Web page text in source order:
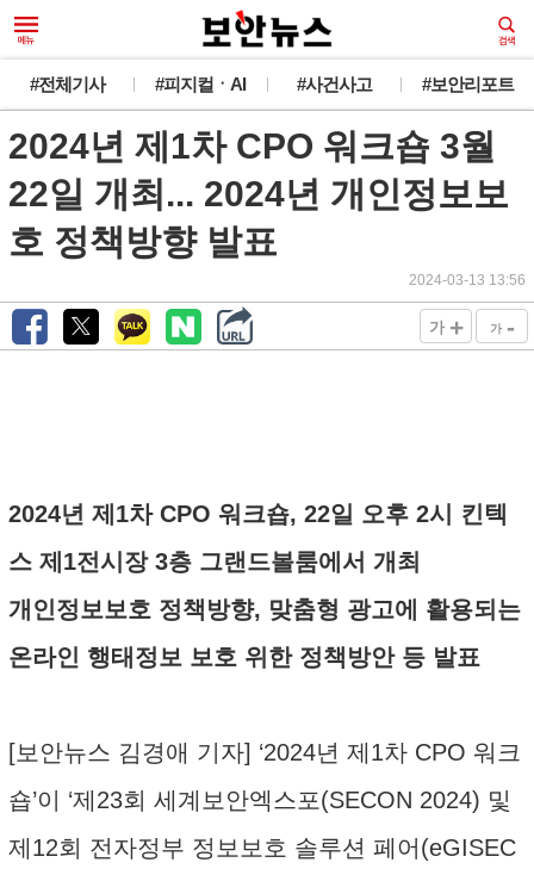
#전체기사 #피지컬ㆍAI #사건사고 #보안리포트
2024년 제1차 CPO 워크숍 3월
22일 개최... 2024년 개인정보보
호 정책방향 발표
2024-03-13 13:56
가 + 가 -
2024년 제1차 CPO 워크숍, 22일 오후 2시 킨텍
스 제1전시장 3층 그랜드볼룸에서 개최
개인정보보호 정책방향, 맞춤형 광고에 활용되는
온라인 행태정보 보호 위한 정책방안 등 발표
[보안뉴스 김경애 기자] ‘2024년 제1차 CPO 워크
숍’이 ‘제23회 세계보안엑스포(SECON 2024) 및
제12회 전자정부 정보보호 솔루션 페어(eGISEC